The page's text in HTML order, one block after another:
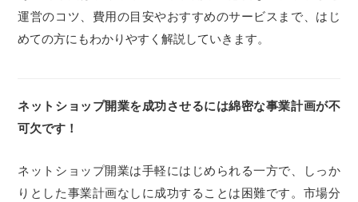
運営のコツ、費用の目安やおすすめのサービスまで、はじ
めての方にもわかりやすく解説していきます。
ネットショップ開業を成功させるには綿密な事業計画が不
可欠です！
ネットショップ開業は手軽にはじめられる一方で、しっか
りとした事業計画なしに成功することは困難です。市場分